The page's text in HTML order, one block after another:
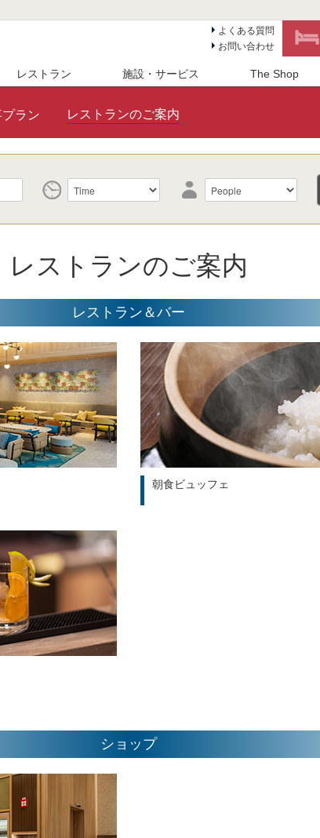
よくある質問
お問い合わせ
レストラン 施設・サービス The Shop
ラン レストランのご案内
レストランのご案内
レストラン＆バー
朝食ビュッフェ
ショップ